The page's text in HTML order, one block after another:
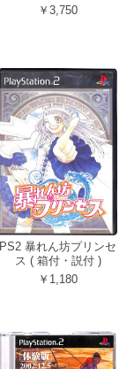
￥3,750
PS2 暴れん坊プリンセ
ス ( 箱付・説付 )
￥1,180